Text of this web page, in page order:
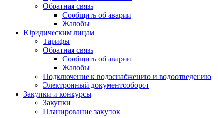
Обратная связь
Сообщить об аварии
Жалобы
Юридическим лицам
Тарифы
Обратная связь
Сообщить об аварии
Жалобы
Подключение к водоснабжению и водоотведению
Электронный документооборот
Закупки и конкурсы
Закупки
Планирование закупок